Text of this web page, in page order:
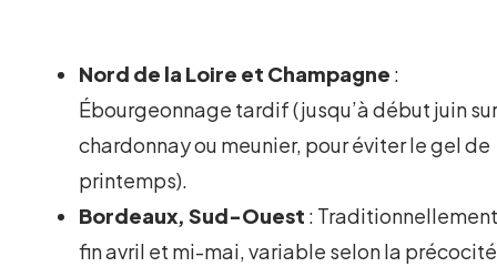
Nord de la Loire et Champagne :
Ébourgeonnage tardif (jusqu’à début juin
chardonnay ou meunier, pour éviter le gel de
printemps).
Bordeaux, Sud-Ouest :
fin avril et mi-mai, variable selon la